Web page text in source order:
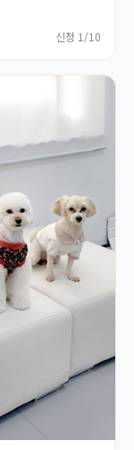
신청 1/10